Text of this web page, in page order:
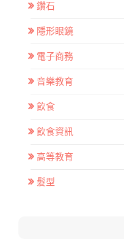
鑽石
隱形眼鏡
電子商務
音樂教育
飲食
飲食資訊
高等教育
髮型